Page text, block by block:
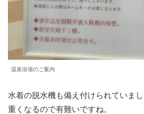
温泉浴場のご案内
水着の脱水機も備え付けられていま
重くなるので有難いですね。